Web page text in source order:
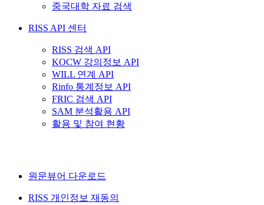
중국대학 자료 검색
RISS API 센터
RISS 검색 API
KOCW 강의정보 API
WILL 연계 API
Rinfo 통계정보 API
FRIC 검색 API
SAM 분석활용 API
활용 및 참여 현황
원문뷰어 다운로드
RISS 개인정보 재동의